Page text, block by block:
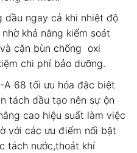
dầu ngay cả khi nhiệt độ
khả năng kiểm soát
cặn bùn chống oxi
chi phí bảo dưỡng.
A 68 tối ưu hóa đặc biệt
tách dầu tạo nên sự ộn
cao hiệu suất làm việc
với các ưu điểm nổi bật
tách nước,thoát khí